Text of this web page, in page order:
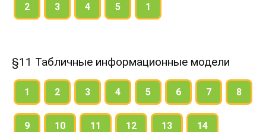
2 3 4 5 1
§11 Табличные информационные модели
1 2 3 4 5 6 7 8
9 10 11 12 13 14